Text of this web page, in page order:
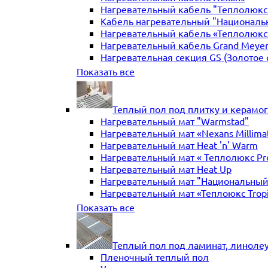
Нагревательный кабель
Кабель нагревательный
Нагревательный кабель
Нагревательный кабель Grand Meyer
Нагревательная секция GS (Золотое
Нагревательная секция "Теплый
Показать все
Теплый пол под плитку и
Нагревательный мат "Warmstad"
Нагревательный мат «Nexans
Нагревательный мат Heat 'n' Warm
Нагревательный мат « Теплолюкс
Нагревательный мат Heat Up
Нагревательный мат
Нагревательный мат «Теплоюкс
Нагревательный мат Electrolux
Нагревательные маты Золотое
Нагревательный мат "Теплый пол
Нагревательный мат WarmeEnergie
Мат нагревательный "Теплолюкс"
Показать все
Теплый пол под ламинат,
Пленочный теплый пол